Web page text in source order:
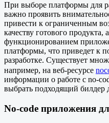
При выборе платформы для
важно проявить
привести к ограниченным
качеству готового
функционированием
платформы, что приведет к
разработке. Существует
например, на веб-ресурсе
информации о работе с no-
выбрать подходящий билдер
No-code приложения